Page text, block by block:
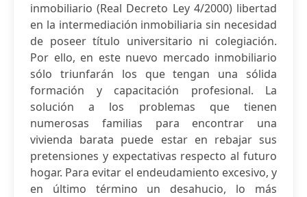
inmobiliario (Real Decreto Ley 4/2000) libertad
en la intermediación inmobiliaria sin necesidad
de poseer título universitario ni colegiación.
Por ello, en este nuevo mercado inmobiliario
sólo triunfarán los que tengan una sólida
formación y capacitación profesional. La
solución a los problemas que tienen
numerosas familias para encontrar una
vivienda barata puede estar en rebajar sus
pretensiones y expectativas respecto al futuro
hogar. Para evitar el endeudamiento excesivo, y
en último término un desahucio, lo más